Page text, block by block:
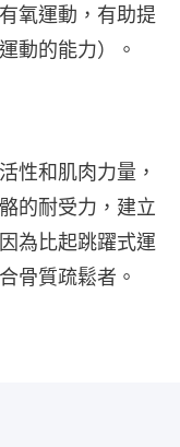
氧運動，有助提
動的能力）。
性和肌肉力量，
的耐受力，建立
為比起跳躍式運
骨質疏鬆者。